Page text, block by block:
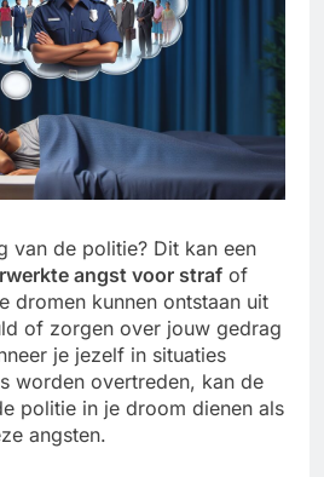
van de politie? Dit kan een
angst voor straf of
dromen kunnen ontstaan uit
of zorgen over jouw gedrag
je jezelf in situaties
worden overtreden, kan de
politie in je droom dienen als
angsten.